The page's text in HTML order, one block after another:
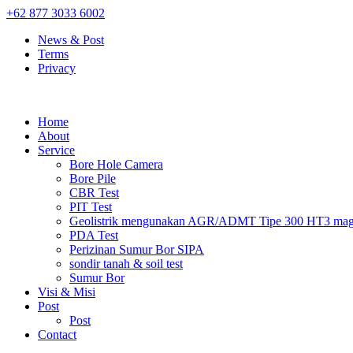
+62 877 3033 6002
News & Post
Terms
Privacy
Home
About
Service
Bore Hole Camera
Bore Pile
CBR Test
PIT Test
Geolistrik mengunakan AGR/ADMT Tipe 300 HT3
PDA Test
Perizinan Sumur Bor SIPA
sondir tanah & soil test
Sumur Bor
Visi & Misi
Post
Post
Contact